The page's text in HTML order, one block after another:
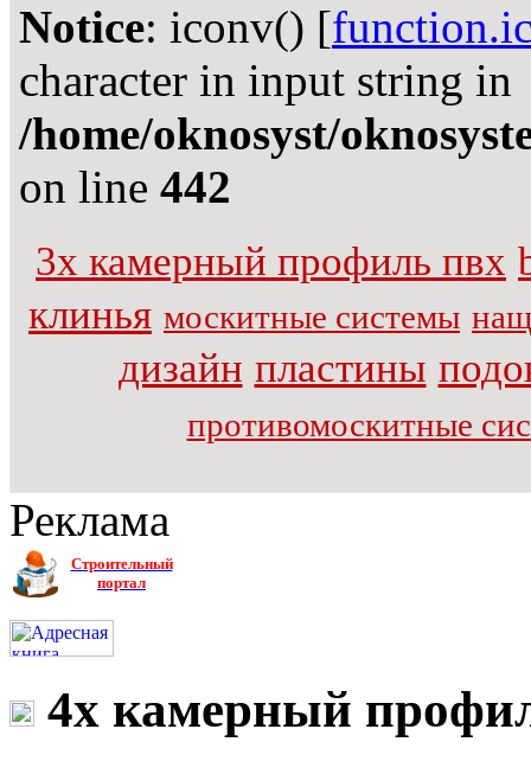
Notice: iconv() [
character in input string in
/home/oknosyst/
on line 442
3х камерный профиль пвх
клинья москитные системы
дизайн пластины
противомоскитные
Реклама
Строительный
портал
4х камерный